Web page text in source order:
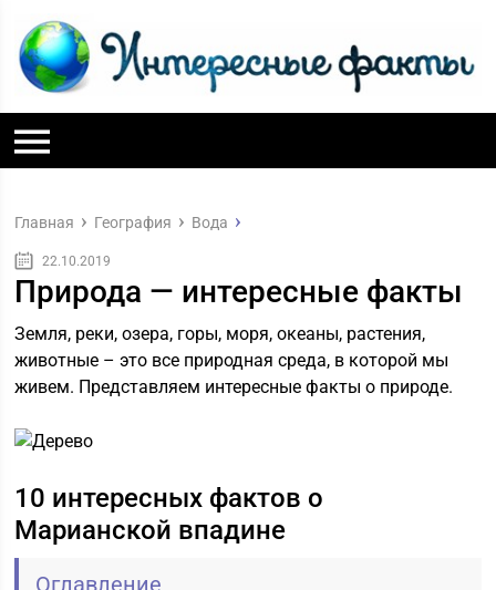
Главная География Вода
22.10.2019
Природа — интересные факты
Земля, реки, озера, горы, моря, океаны, растения,
животные – это все природная среда, в которой мы
живем. Представляем интересные факты о природе.
10 интересных фактов о
Марианской впадине
Оглавление